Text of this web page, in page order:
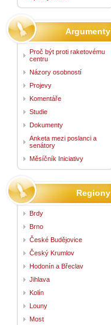
Argumenty
Proč být proti raketovému
centru
Názory osobností
Projevy
Komentáře
Studie
Dokumenty
Anketa mezi poslanci a
senátory
Měsíčník Iniciativy
Regiony
Brdy
Brno
České Budějovice
Český Krumlov
Hodonín a Břeclav
Jihlava
Kolín
Louny
Most